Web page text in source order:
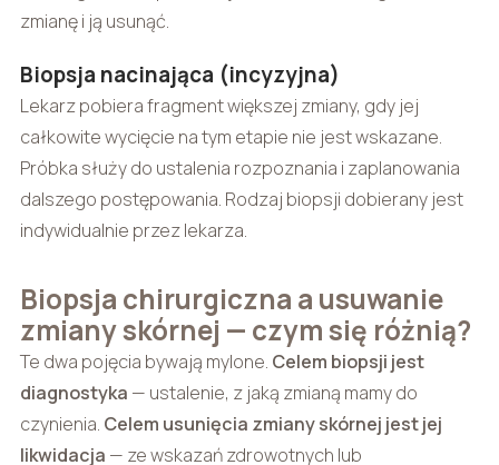
zmianę i ją usunąć.
Biopsja nacinająca (incyzyjna)
Lekarz pobiera fragment większej zmiany, gdy jej
całkowite wycięcie na tym etapie nie jest wskazane.
Próbka służy do ustalenia rozpoznania i zaplanowania
dalszego postępowania. Rodzaj biopsji dobierany jest
indywidualnie przez lekarza.
Biopsja chirurgiczna a usuwanie
zmiany skórnej — czym się różnią?
Te dwa pojęcia bywają mylone. Celem biopsji jest
diagnostyka — ustalenie, z jaką zmianą mamy do
czynienia. Celem usunięcia zmiany skórnej jest jej
likwidacja — ze wskazań zdrowotnych lub